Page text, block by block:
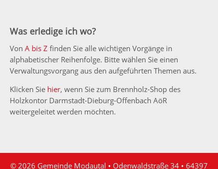
Was erledige ich wo?
Von A bis Z finden Sie alle wichtigen Vorgänge in
alphabetischer Reihenfolge. Bitte wählen Sie einen
Verwaltungsvorgang aus den aufgeführten Themen aus.
Klicken Sie hier, wenn Sie zum Brennholz-Shop des
Holzkontor Darmstadt-Dieburg-Offenbach AöR
weitergeleitet werden möchten.
© 2026 Gemeinde Modautal • Odenwaldstraße 34 • 64397